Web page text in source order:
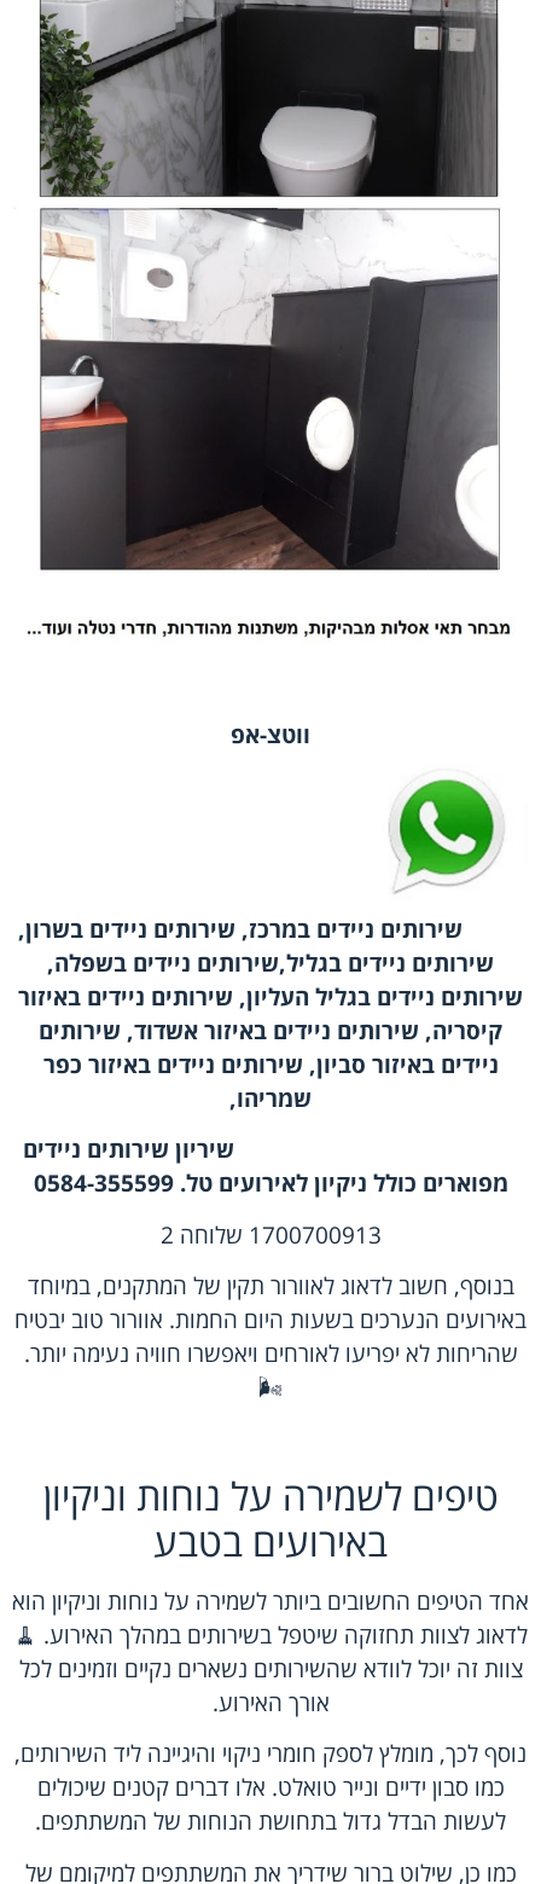
ווטצ-אפ
שירותים ניידים במרכז, שירותים ניידים בשרון,
שירותים ניידים בגליל,שירותים ניידים בשפלה,
שירותים ניידים בגליל העליון, שירותים ניידים באיזור
קיסריה, שירותים ניידים באיזור אשדוד, שירותים
ניידים באיזור סביון, שירותים ניידים באיזור כפר
שמריהו,
שיריון שירותים ניידים
מפוארים כולל ניקיון לאירועים טל. 0584-355599
1700700913 שלוחה 2
בנוסף, חשוב לדאוג לאוורור תקין של המתקנים, במיוחד
באירועים הנערכים בשעות היום החמות. אוורור טוב יבטיח
שהריחות לא יפריעו לאורחים ויאפשרו חוויה נעימה יותר.
🌬️
טיפים לשמירה על נוחות וניקיון
באירועים בטבע
אחד הטיפים החשובים ביותר לשמירה על נוחות וניקיון הוא
לדאוג לצוות תחזוקה שיטפל בשירותים במהלך האירוע. 🧹
צוות זה יוכל לוודא שהשירותים נשארים נקיים וזמינים לכל
אורך האירוע.
נוסף לכך, מומלץ לספק חומרי ניקוי והיגיינה ליד השירותים,
כמו סבון ידיים ונייר טואלט. אלו דברים קטנים שיכולים
לעשות הבדל גדול בתחושת הנוחות של המשתתפים.
כמו כן, שילוט ברור שידריך את המשתתפים למיקומם של